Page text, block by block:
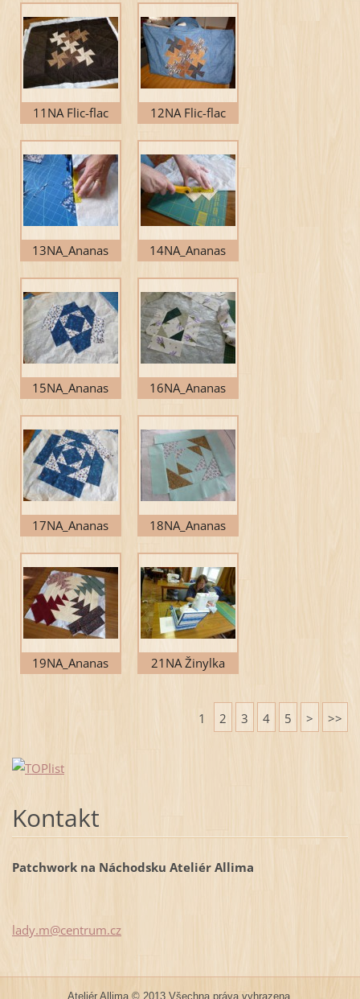
11NA Flic-flac 12NA Flic-flac
13NA_Ananas 14NA_Ananas
15NA_Ananas 16NA_Ananas
17NA_Ananas 18NA_Ananas
19NA_Ananas 21NA Žinylka
1 2 3 4 5 > >>
Kontakt
Patchwork na Náchodsku Ateliér Allima
lady.m@centrum.cz
Ateliér Allima © 2013 Všechna práva vyhrazena.